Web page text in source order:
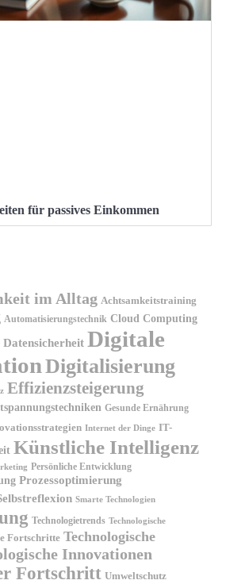
für passives Einkommen
im Alltag Achtsamkeitstraining
Automatisierungstechnik Cloud Computing
Datensicherheit Digitale
Digitalisierung
Effizienzsteigerung
Gesunde Ernährung
Internet der Dinge IT-
Künstliche Intelligenz
Persönliche Entwicklung
Prozessoptimierung
Smarte Technologien
Technologietrends Technologische
Fortschritte Technologische
Innovationen
Fortschritt Umweltschutz